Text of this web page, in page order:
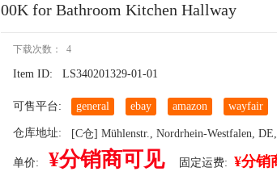
00K for Bathroom Kitchen Hallway
下载次数： 4
Item ID: LS340201329-01-01
可售平台: general ebay amazon wayfair
仓库地址: [C仓] Mühlenstr., Nordrhein-Westfalen,
单价: ¥分销商可见 固定运费: ¥分销